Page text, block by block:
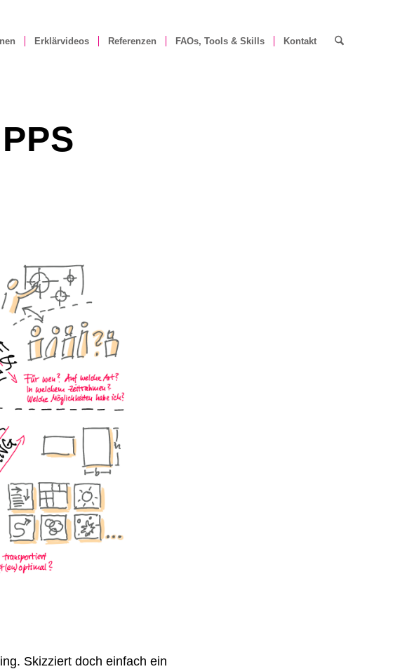
Erklärvideos Referenzen FAOs, Tools & Skills Kontakt
Skizziert doch einfach ein